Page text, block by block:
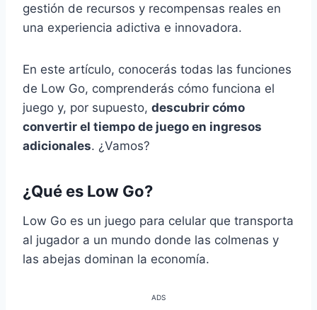
gestión de recursos y recompensas reales en
una experiencia adictiva e innovadora.
En este artículo, conocerás todas las funciones
de Low Go, comprenderás cómo funciona el
juego y, por supuesto, descubrir cómo
convertir el tiempo de juego en ingresos
adicionales. ¿Vamos?
¿Qué es Low Go?
Low Go es un juego para celular que transporta
al jugador a un mundo donde las colmenas y
las abejas dominan la economía.
ADS